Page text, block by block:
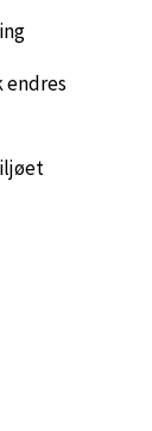
endres